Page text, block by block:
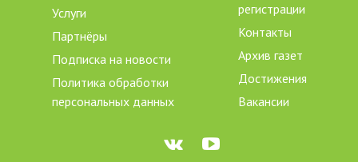
Услуги
Партнёры
Подписка на новости
Политика обработки
персональных данных
регистрации
Контакты
Архив газет
Достижения
Вакансии